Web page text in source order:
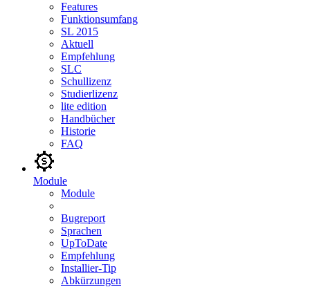
Features
Funktionsumfang
SL 2015
Aktuell
Empfehlung
SLC
Schullizenz
Studierlizenz
lite edition
Handbücher
Historie
FAQ
Module
Module
Bugreport
Sprachen
UpToDate
Empfehlung
Installier-Tip
Abkürzungen